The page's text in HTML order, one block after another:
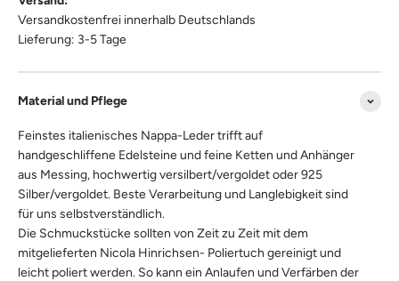
Versandkostenfrei innerhalb Deutschlands
Lieferung: 3-5 Tage
Material und Pflege
Feinstes italienisches Nappa-Leder trifft auf
handgeschliffene Edelsteine und feine Ketten und Anhänger
aus Messing, hochwertig versilbert/vergoldet oder 925
Silber/vergoldet. Beste Verarbeitung und Langlebigkeit sind
für uns selbstverständlich.
Die Schmuckstücke sollten von Zeit zu Zeit mit dem
mitgelieferten Nicola Hinrichsen- Poliertuch gereinigt und
leicht poliert werden. So kann ein Anlaufen und Verfärben der